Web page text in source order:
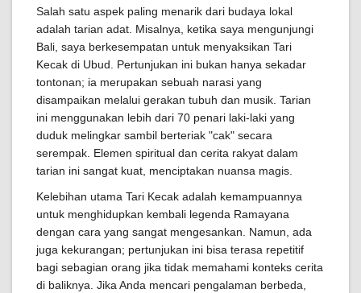
Salah satu aspek paling menarik dari budaya lokal
adalah tarian adat. Misalnya, ketika saya mengunjungi
Bali, saya berkesempatan untuk menyaksikan Tari
Kecak di Ubud. Pertunjukan ini bukan hanya sekadar
tontonan; ia merupakan sebuah narasi yang
disampaikan melalui gerakan tubuh dan musik. Tarian
ini menggunakan lebih dari 70 penari laki-laki yang
duduk melingkar sambil berteriak "cak" secara
serempak. Elemen spiritual dan cerita rakyat dalam
tarian ini sangat kuat, menciptakan nuansa magis.
Kelebihan utama Tari Kecak adalah kemampuannya
untuk menghidupkan kembali legenda Ramayana
dengan cara yang sangat mengesankan. Namun, ada
juga kekurangan; pertunjukan ini bisa terasa repetitif
bagi sebagian orang jika tidak memahami konteks cerita
di baliknya. Jika Anda mencari pengalaman berbeda,